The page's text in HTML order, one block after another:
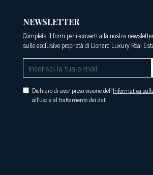
NEWSLETTER
Completa il form per iscriverti alla nostra
sulle esclusive proprietà di Lionard Luxury Real
Dichiaro di aver preso visione dell'Informativa
all'uso e al trattamento dei dati